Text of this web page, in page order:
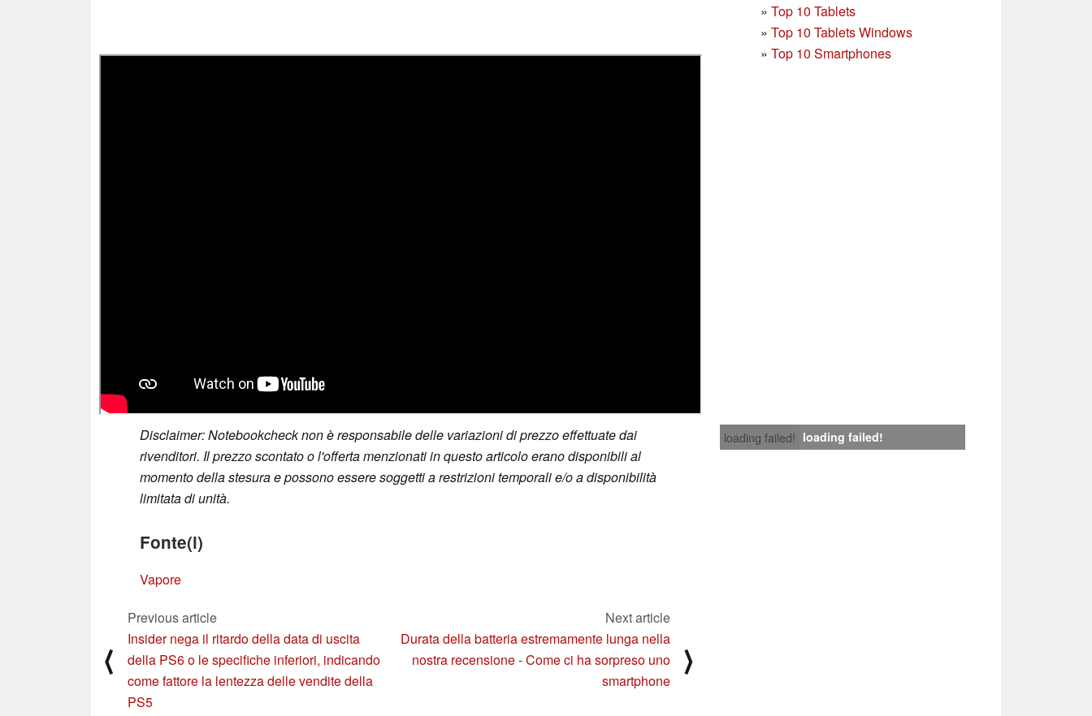
» Top 10 Tablets
» Top 10 Tablets Windows
» Top 10 Smartphones
loading failed! loading failed!
Disclaimer: Notebookcheck non è responsabile delle variazioni di prezzo effettuate dai
rivenditori. Il prezzo scontato o l'offerta menzionati in questo articolo erano disponibili al
momento della stesura e possono essere soggetti a restrizioni temporali e/o a disponibilità
limitata di unità.
Fonte(i)
Vapore
⟨
Previous article
Insider nega il ritardo della data di uscita
della PS6 o le specifiche inferiori, indicando
come fattore la lentezza delle vendite della
PS5
Next article
Durata della batteria estremamente lunga nella
nostra recensione - Come ci ha sorpreso uno
smartphone
⟩